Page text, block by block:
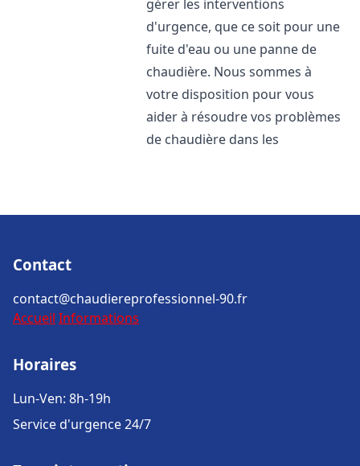
gérer les interventions
d'urgence, que ce soit pour une
fuite d'eau ou une panne de
chaudière. Nous sommes à
votre disposition pour vous
aider à résoudre vos problèmes
de chaudière dans les
Contact
contact@chaudiereprofessionnel-90.fr
Accueil Informations
Horaires
Lun-Ven: 8h-19h
Service d'urgence 24/7